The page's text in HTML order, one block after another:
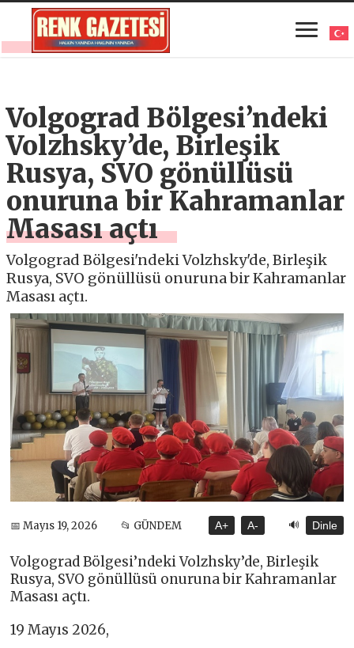
Volgograd Bölgesi’ndeki
Volzhsky’de, Birleşik
Rusya, SVO gönüllüsü
onuruna bir Kahramanlar
Masası açtı
Volgograd Bölgesi'ndeki Volzhsky'de, Birleşik
Rusya, SVO gönüllüsü onuruna bir Kahramanlar
Masası açtı.
📅 Mayıs 19, 2026 📂 GÜNDEM A+ A- 🔊 Dinle
Volgograd Bölgesi’ndeki Volzhsky’de, Birleşik
Rusya, SVO gönüllüsü onuruna bir Kahramanlar
Masası açtı.
19 Mayıs 2026,